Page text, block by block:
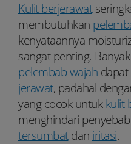
Kulit berjerawat
membutuhkan
kenyataannya
sangat penting.
pelembab wajah
jerawat, padahal
yang cocok untukkulit
menghindari penyebab
tersumbatdan iritasi.